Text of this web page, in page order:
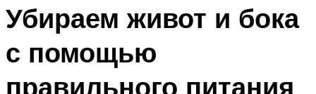
Убираем живот и бока
с помощью
правильного питания